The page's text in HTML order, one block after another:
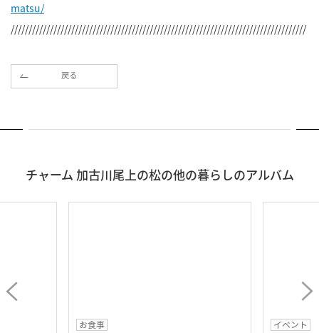
matsu/
///////////////////////////////////////////////////////////////////////////////////
戻る
チャーム 加古川尾上の松の他の暮らしのアルバム
お食事
イベント